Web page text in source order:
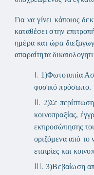
Για να γίνει κάποιος
καταθέσει στην
ημέρα και ώρα
απαραίτητα
1)Φωτοτυπία
φυσικό πρόσωπο.
2)Σε
κοινοπραξίας,
εκπροσώπησης
οριζόμενα από το
εταιρίες και
3)Βεβαίωση